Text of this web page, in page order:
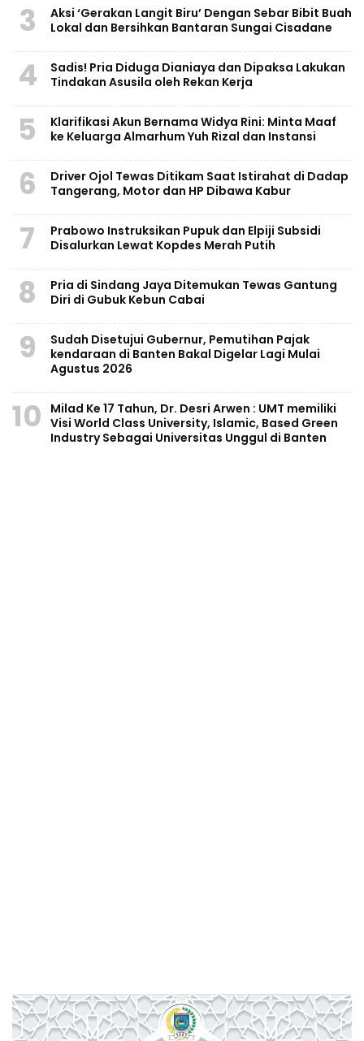
3
Aksi ‘Gerakan Langit Biru’ Dengan Sebar Bibit Buah
Lokal dan Bersihkan Bantaran Sungai Cisadane
4
Sadis! Pria Diduga Dianiaya dan Dipaksa Lakukan
Tindakan Asusila oleh Rekan Kerja
5
Klarifikasi Akun Bernama Widya Rini: Minta Maaf
ke Keluarga Almarhum Yuh Rizal dan Instansi
6
Driver Ojol Tewas Ditikam Saat Istirahat di Dadap
Tangerang, Motor dan HP Dibawa Kabur
7
Prabowo Instruksikan Pupuk dan Elpiji Subsidi
Disalurkan Lewat Kopdes Merah Putih
8
Pria di Sindang Jaya Ditemukan Tewas Gantung
Diri di Gubuk Kebun Cabai
9
Sudah Disetujui Gubernur, Pemutihan Pajak
kendaraan di Banten Bakal Digelar Lagi Mulai
Agustus 2026
10
Milad Ke 17 Tahun, Dr. Desri Arwen : UMT memiliki
Visi World Class University, Islamic, Based Green
Industry Sebagai Universitas Unggul di Banten